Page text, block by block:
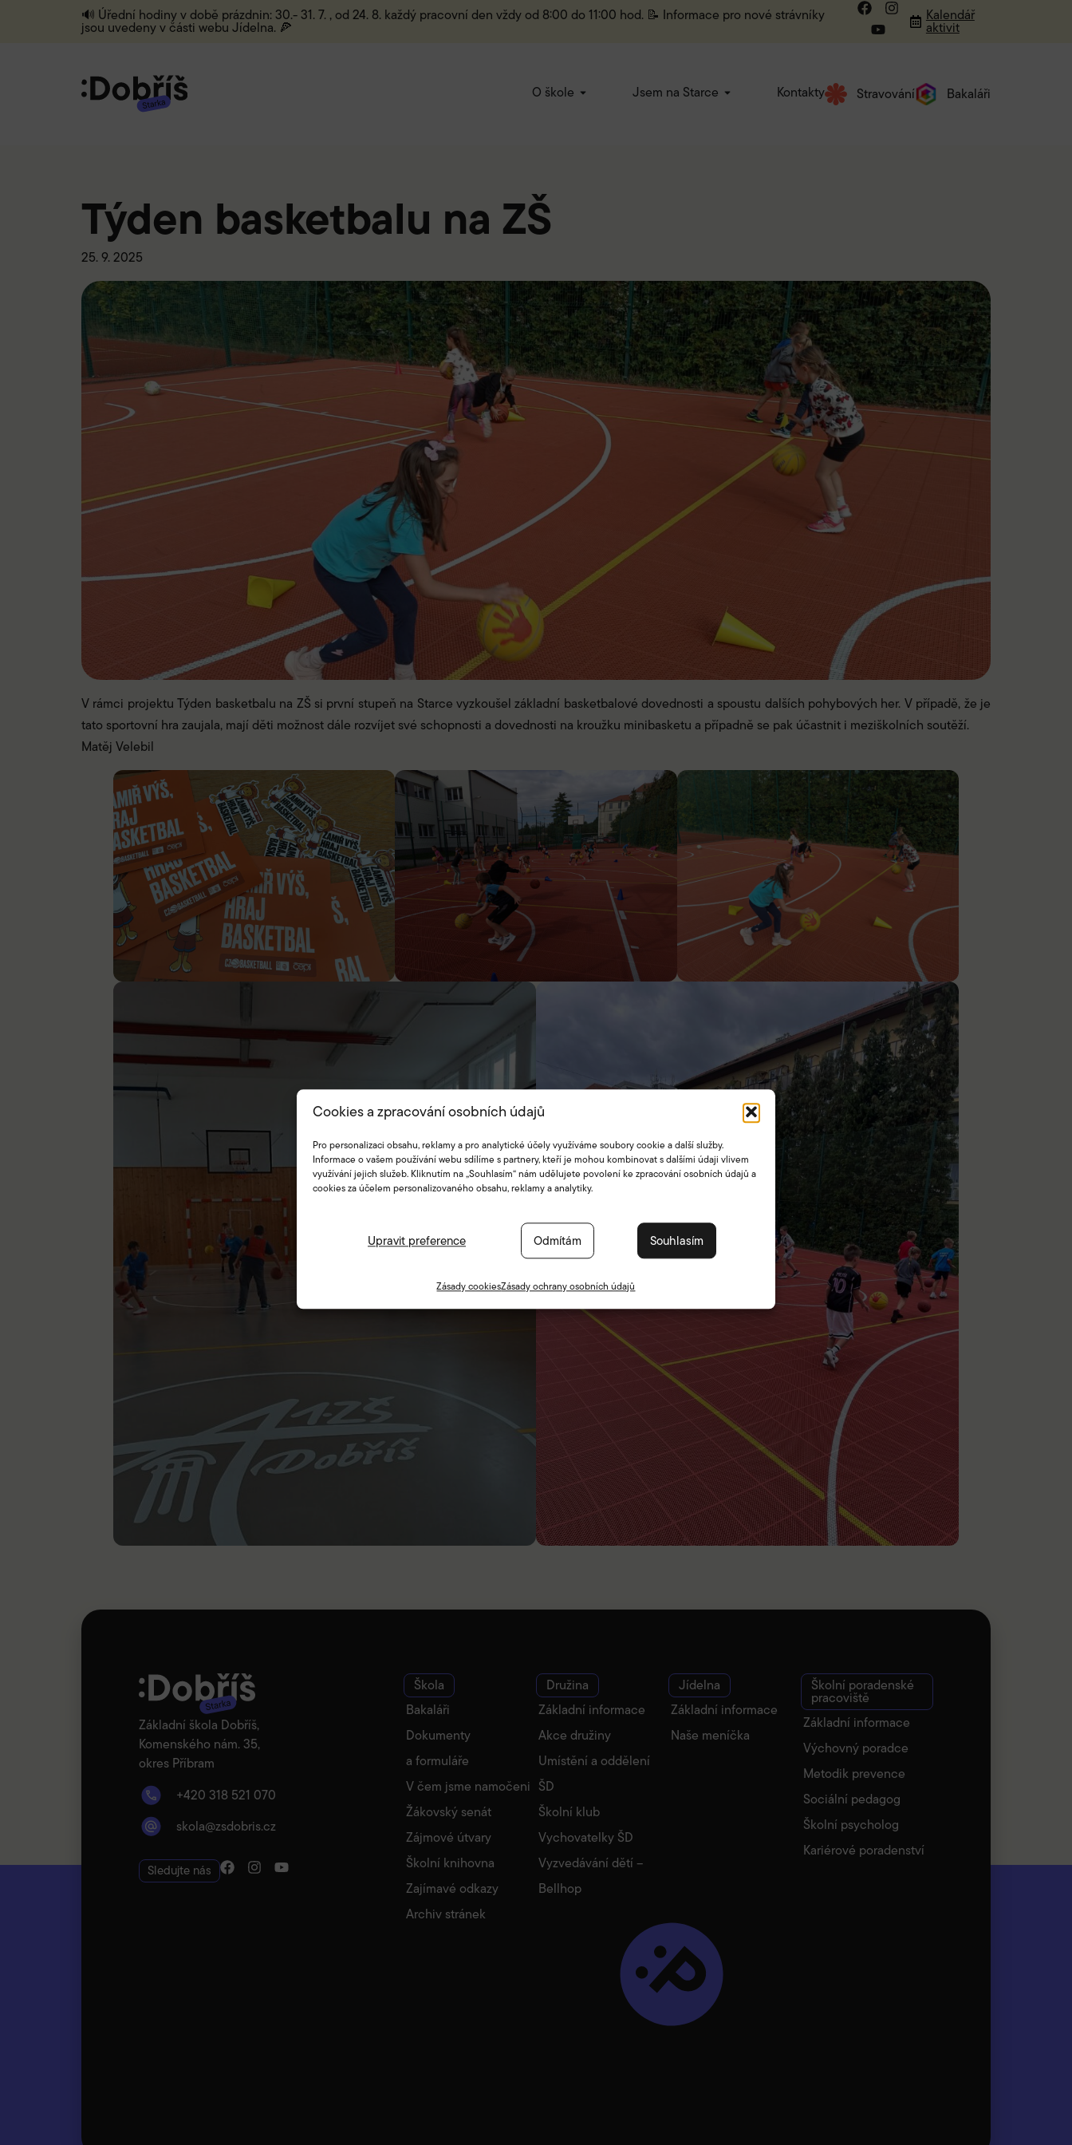
Cookies a zpracování osobních údajů
Pro personalizaci obsahu, reklamy a pro analytické účely využíváme soubory cookie a další služby.
Informace o vašem používání webu sdílíme s partnery, kteří je mohou kombinovat s dalšími údaji vlivem
využívání jejich služeb. Kliknutím na „Souhlasím“ nám udělujete povolení ke zpracování osobních údajů a
cookies za účelem personalizovaného obsahu, reklamy a analytiky.
Souhlasím
Odmítám
Upravit preference
Zásady cookiesZásady ochrany osobních údajů
🔊 Úřední hodiny v době prázdnin: 30.- 31. 7. , od 24. 8. každý pracovní den vždy od 8:00 do 11:00 hod. 📝 Informace pro nové strávníky
jsou uvedeny v části webu Jídelna. 🍕
Kalendář
aktivit
O škole Jsem na Starce Kontakty Stravování Bakaláři
Týden basketbalu na ZŠ
25. 9. 2025
V rámci projektu Týden basketbalu na ZŠ si první stupeň na Starce vyzkoušel základní basketbalové dovednosti a spoustu dalších pohybových her. V případě, že je
tato sportovní hra zaujala, mají děti možnost dále rozvíjet své schopnosti a dovednosti na kroužku minibasketu a případně se pak účastnit i meziškolních soutěží.
Matěj Velebil
Základní škola Dobříš,
Komenského nám. 35,
okres Příbram
+420 318 521 070
skola@zsdobris.cz
Sledujte nás
Škola
Bakaláři
Dokumenty
a formuláře
V čem jsme namočeni
Žákovský senát
Zájmové útvary
Školní knihovna
Zajímavé odkazy
Archiv stránek
Družina
Základní informace
Akce družiny
Umístění a oddělení
ŠD
Školní klub
Vychovatelky ŠD
Vyzvedávání dětí –
Bellhop
Jídelna
Základní informace
Naše meníčka
Školní poradenské
pracoviště
Základní informace
Výchovný poradce
Metodik prevence
Sociální pedagog
Školní psycholog
Kariérové poradenství